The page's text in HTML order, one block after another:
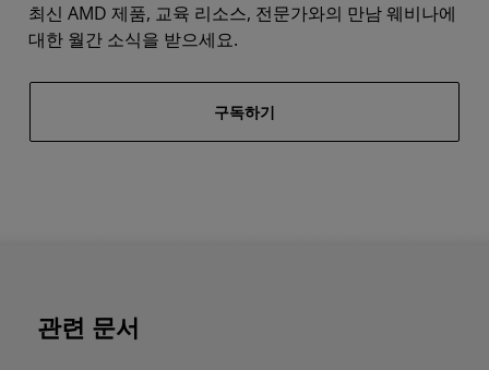
최신 AMD 제품, 교육 리소스, 전문가와의 만남 웨비나에
대한 월간 소식을 받으세요.
구독하기
관련 문서